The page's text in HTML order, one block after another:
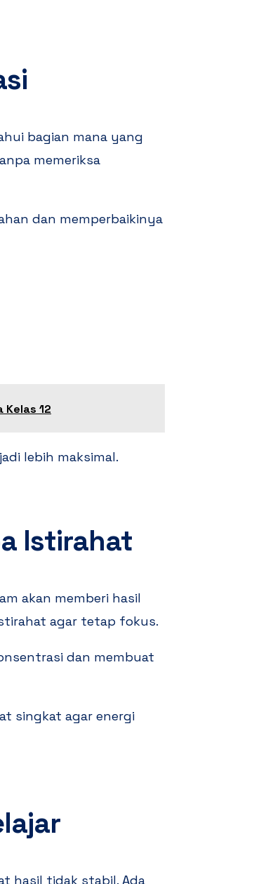
bagian mana yang
memeriksa
dan memperbaikinya
12
lebih maksimal.
Istirahat
akan memberi hasil
agar tetap fokus.
dan membuat
singkat agar energi
hasil tidak stabil. Ada